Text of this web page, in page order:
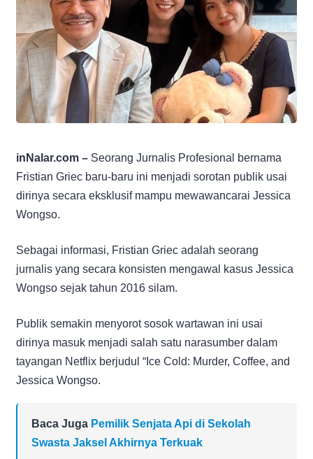
inNalar.com – Seorang Jurnalis Profesional bernama
Fristian Griec baru-baru ini menjadi sorotan publik usai
dirinya secara eksklusif mampu mewawancarai Jessica
Wongso.
Sebagai informasi, Fristian Griec adalah seorang
jurnalis yang secara konsisten mengawal kasus Jessica
Wongso sejak tahun 2016 silam.
Publik semakin menyorot sosok wartawan ini usai
dirinya masuk menjadi salah satu narasumber dalam
tayangan Netflix berjudul “Ice Cold: Murder, Coffee, and
Jessica Wongso.
Baca Juga Pemilik Senjata Api di Sekolah
Swasta Jaksel Akhirnya Terkuak